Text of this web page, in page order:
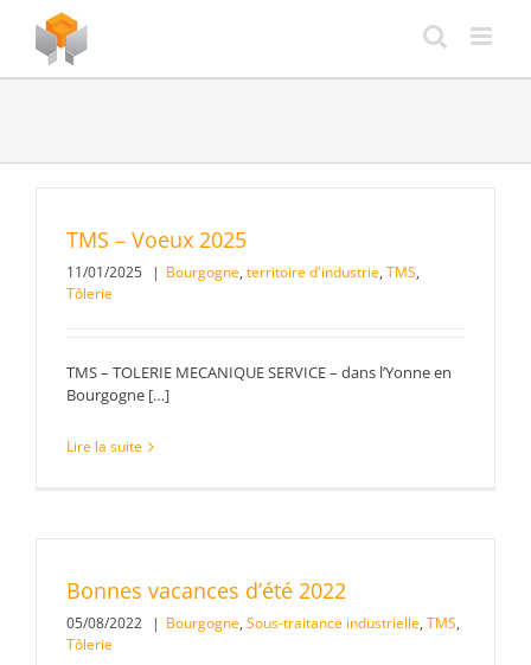
contenu
TMS – Voeux 2025
11/01/2025 | Bourgogne, territoire d'industrie, TMS,
Tôlerie
TMS – TOLERIE MECANIQUE SERVICE – dans l’Yonne en
Bourgogne […]
Lire la suite
Bonnes vacances d’été 2022
05/08/2022 | Bourgogne, Sous-traitance industrielle, TMS,
Tôlerie